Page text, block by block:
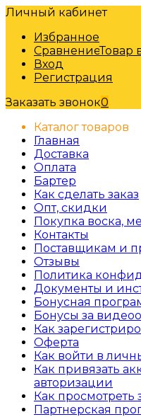
Личный кабинет
Избранное
СравнениеТовар
Вход
Регистрация
Заказать звонок0
Каталог товаров
Главная
Доставка
Оплата
Бартер
Как сделать заказ
Опт, скидки
Покупка воска,
Контакты
Поставщикам и
Отзывы
Политика
Документы и
Бонусная
Бонусы за
Как
Оферта
Как войти в
Как привязать
авторизации
Как
Партнерская